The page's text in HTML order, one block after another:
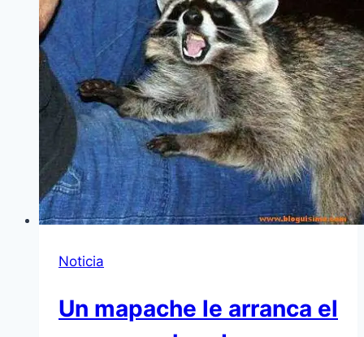
Noticia
Un mapache le arranca el